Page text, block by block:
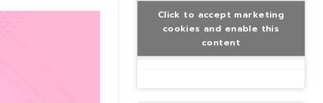
Click to accept marketing
cookies and enable this
content